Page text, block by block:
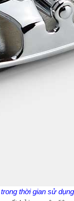
thời gian sử dụng